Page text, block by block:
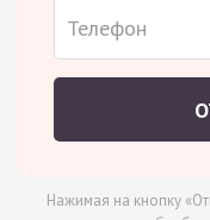
Нажимая на кнопку